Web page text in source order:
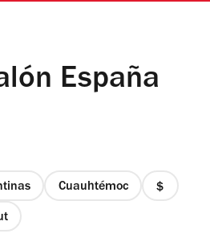
España
Cuauhtémoc
precio